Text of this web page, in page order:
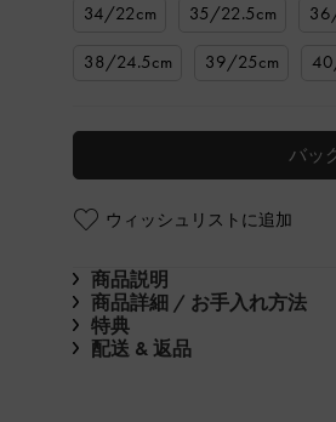
34/22cm 35/22.5cm
38/24.5cm
39/25cm
バッ
ウィッシュリストに追加
商品説明
商品詳細 / お手入れ方法
特典
配送 & 返品